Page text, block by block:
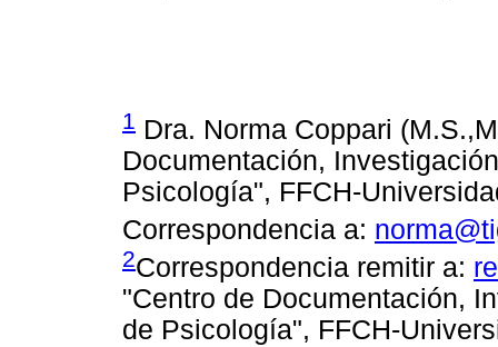
1 Dra. Norma Coppari
Documentación,
Psicología", FFCH-
Correspondencia a:
2Correspondencia remitir a:
"Centro de Documentación,
de Psicología", FFCH-